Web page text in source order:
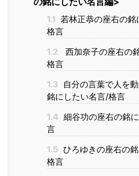
1.1
若林正恭の座右の
格言
1.2
西加奈子の座右の
格言
1.3
自分の言葉で人を
銘にしたい名言/格言
1.4 細谷功の座右の銘
言
1.5 ひろゆきの座右の
格言